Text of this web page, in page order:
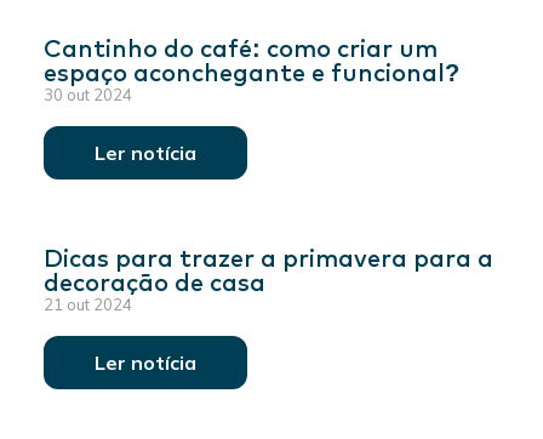
Cantinho do café: como criar um
espaço aconchegante e funcional?
30 out 2024
Ler notícia
Dicas para trazer a primavera para a
decoração de casa
21 out 2024
Ler notícia